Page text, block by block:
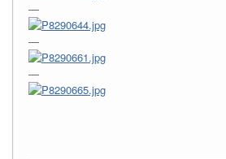
—
—
—